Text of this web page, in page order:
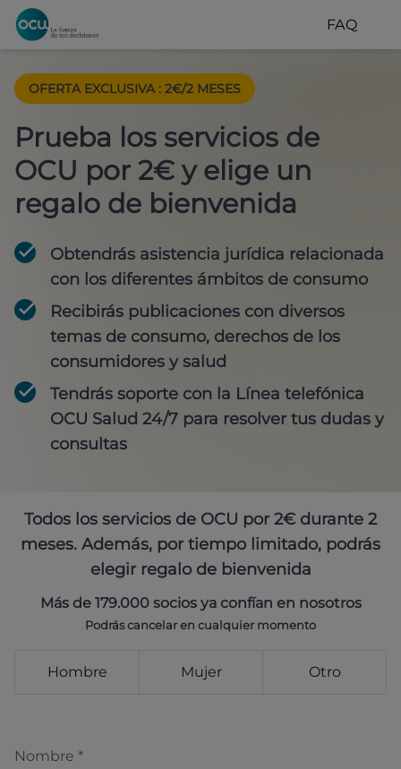
FAQ
OFERTA EXCLUSIVA : 2€/2 MESES
Prueba los servicios de
OCU por 2€ y elige un
regalo de bienvenida
Obtendrás asistencia jurídica relacionada
con los diferentes ámbitos de consumo
Recibirás publicaciones con diversos
temas de consumo, derechos de los
consumidores y salud
Tendrás soporte con la Línea telefónica
OCU Salud 24/7 para resolver tus dudas y
consultas
Todos los servicios de OCU por 2€ durante 2
meses. Además, por tiempo limitado, podrás
elegir regalo de bienvenida
Más de 179.000 socios ya confían en nosotros
Podrás cancelar en cualquier momento
Hombre Mujer Otro
Nombre *